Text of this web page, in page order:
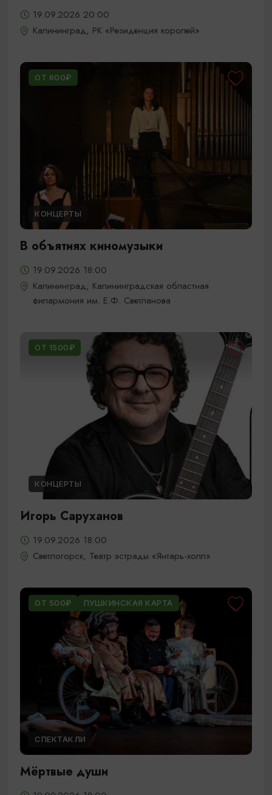
19.09.2026 20:00
Калининград, РК «Резиденция королей»
ОТ 600₽
КОНЦЕРТЫ
В объятиях киномузыки
19.09.2026 18:00
Калининград, Калининградская областная
филармония им. Е.Ф. Светланова
ОТ 1500₽
КОНЦЕРТЫ
Игорь Саруханов
19.09.2026 18:00
Светлогорск, Театр эстрады «Янтарь-холл»
ОТ 500₽ ПУШКИНСКАЯ КАРТА
СПЕКТАКЛИ
Мёртвые души